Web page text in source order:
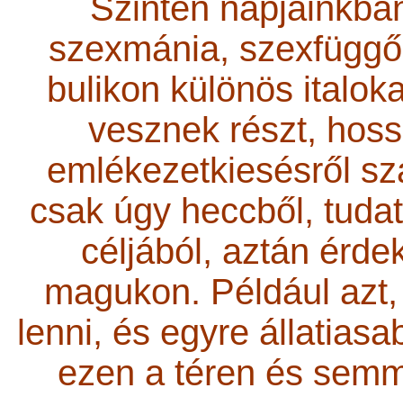
Szintén
szexmánia,
bulikon különös
vesznek részt,
emlékezetkiesésről
csak úgy heccből,
céljából, aztán
magukon. Például
lenni, és egyre
ezen a téren és